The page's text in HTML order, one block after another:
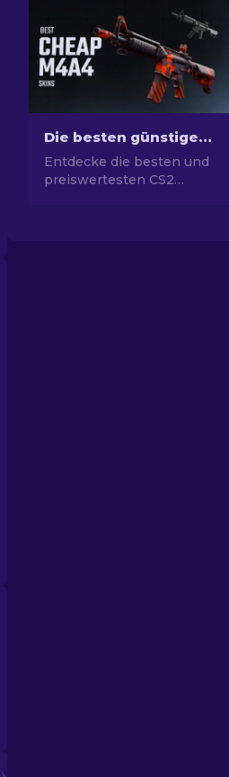
Die besten günstigen CS2 M4A4 Skins [2026]
Entdecke die besten und
preiswertesten CS2